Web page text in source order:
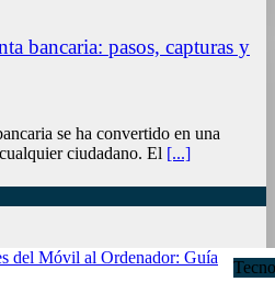
bancaria: pasos, capturas y
se ha convertido en una
ciudadano. El [...]